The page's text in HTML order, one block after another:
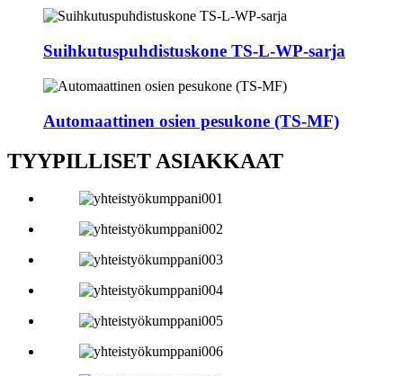
Suihkutuspuhdistuskone TS-L-WP-sarja
Automaattinen osien pesukone (TS-MF)
TYYPILLISET ASIAKKAAT